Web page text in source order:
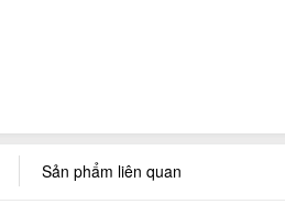
Sản phẩm liên quan